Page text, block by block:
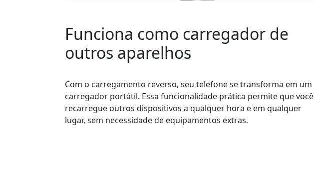
Funciona como carregador de
outros aparelhos
Com o carregamento reverso, seu telefone se transforma em um
carregador portátil. Essa funcionalidade prática permite que você
recarregue outros dispositivos a qualquer hora e em qualquer
lugar, sem necessidade de equipamentos extras.